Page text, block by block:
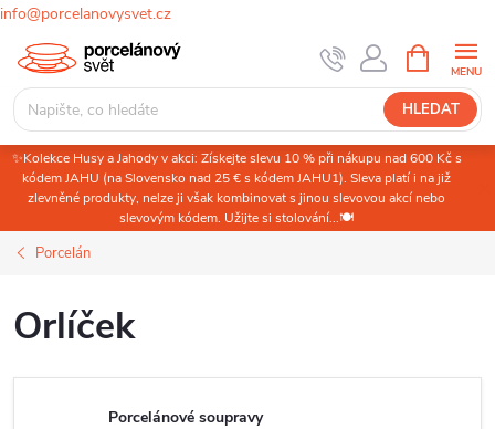
info@porcelanovysvet.cz
Přejít
obsah
HLEDAT
NÁKUPNÍ
KOŠÍK
✨Kolekce Husy a Jahody v akci: Získejte slevu 10 % při nákupu nad 600 Kč s
kódem JAHU (na Slovensko nad 25 € s kódem JAHU1). Sleva platí i na již
zlevněné produkty, nelze ji však kombinovat s jinou slevovou akcí nebo
slevovým kódem. Užijte si stolování...🍽️
Porcelán
Orlíček
Porcelánové soupravy